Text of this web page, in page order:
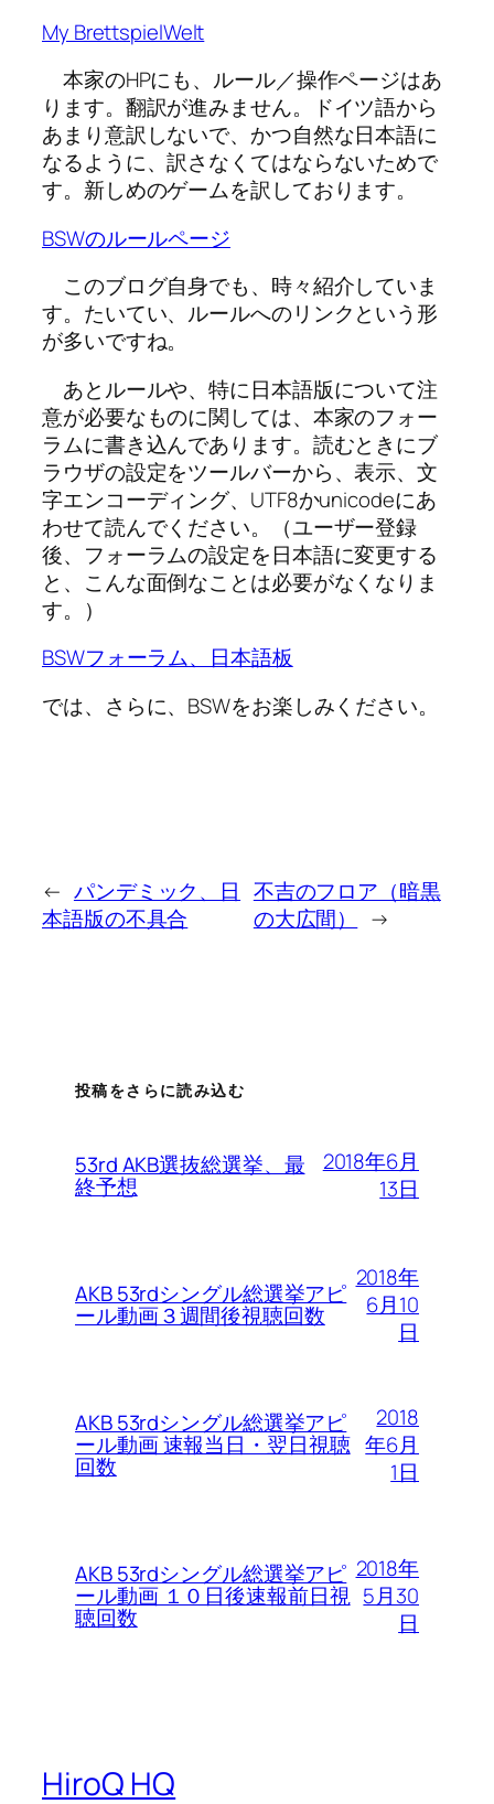
My BrettspielWelt
本家のHPにも、ルール／操作ページはあ
ります。翻訳が進みません。ドイツ語から
あまり意訳しないで、かつ自然な日本語に
なるように、訳さなくてはならないためで
す。新しめのゲームを訳しております。
BSWのルールページ
このブログ自身でも、時々紹介していま
す。たいてい、ルールへのリンクという形
が多いですね。
あとルールや、特に日本語版について注
意が必要なものに関しては、本家のフォー
ラムに書き込んであります。読むときにブ
ラウザの設定をツールバーから、表示、文
字エンコーディング、UTF8かunicodeにあ
わせて読んでください。（ユーザー登録
後、フォーラムの設定を日本語に変更する
と、こんな面倒なことは必要がなくなりま
す。）
BSWフォーラム、日本語板
では、さらに、BSWをお楽しみください。
← パンデミック、日
本語版の不具合
不吉のフロア（暗黒
の大広間）
→
投稿をさらに読み込む
53rd AKB選抜総選挙、最
終予想
2018年6月
13日
AKB 53rdシングル総選挙アピ
ール動画３週間後視聴回数
2018年
6月10
日
AKB 53rdシングル総選挙アピ
ール動画 速報当日・翌日視聴
回数
2018
年6月
1日
AKB 53rdシングル総選挙アピ
ール動画 １０日後速報前日視
聴回数
2018年
5月30
日
HiroQ HQ